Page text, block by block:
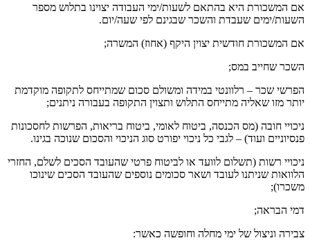
אם המשכורת היא בהתאם לשעות/ימי העבודה יצוינו בתלוש מספר
השעות/ימים שעבדת והשכר שבגינם לפי שעה/יום.
אם המשכורת חודשית יצוין היקף (אחוז) המשרה;
השכר שחייב במס;
הפרשי שכר – רלוונטי במידה ומשולם סכום שמתייחס לתקופה מוקדמת
יותר מזו שאליה מתייחס התלוש ותצוין התקופה בעבורה ניתנים;
ניכויי חובה (מס הכנסה, ביטוח לאומי, ביטוח בריאות, הפרשות לחסכונות
פנסיוניים ועוד) – לגבי כל ניכוי יפורט סוג הניכוי והסכום שנוכה בגינו.
ניכויי רשות (תשלום לוועד או לביטוח פרטי שהעובד הסכים לשלם, החזרי
הלוואות שניתנו לעובד ושאר סכומים נוספים שהעובד הסכים שינוכו
משכרו);
דמי הבראה;
צבירה וניצול של ימי מחלה וחופשה כאשר: